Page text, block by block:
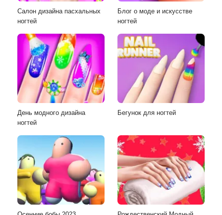
Салон дизайна пасхальных
ногтей
Блог о моде и искусстве
ногтей
День модного дизайна
ногтей
Бегунок для ногтей